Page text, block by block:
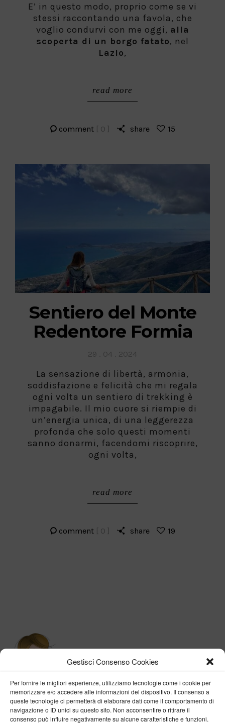
Gestisci Consenso Cookies
Per fornire le migliori esperienze, utilizziamo tecnologie come i cookie per
memorizzare e/o accedere alle informazioni del dispositivo. Il consenso a
queste tecnologie ci permetterà di elaborare dati come il comportamento di
navigazione o ID unici su questo sito. Non acconsentire o ritirare il
consenso può influire negativamente su alcune caratteristiche e funzioni.
E’ in questo modo, proprio come se vi
stessi raccontando una favola, che
voglio condurvi con me oggi, alla
scoperta di un borgo fatato, nel
Lazio,
read more
comment [ 0 ] share 15
Sentiero del Monte
Redentore Formia
La sensazione di libertà, armonia,
soddisfazione e felicità che mi regala
ogni volta un sentiero di trekking è
impagabile. Il mio cuore si riempie di
un’energia unica, di una leggerezza
profonda che solo questi momenti
sanno donarmi, facendomi riscoprire,
ogni volta,
read more
comment [ 0 ] share 19